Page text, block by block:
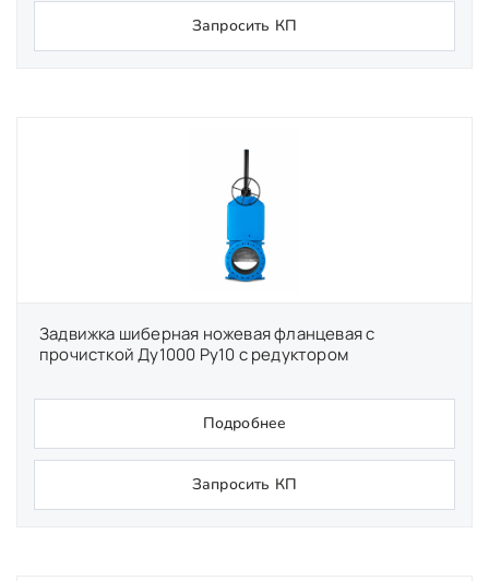
Запросить КП
Задвижка шиберная ножевая фланцевая с
прочисткой Ду1000 Ру10 с редуктором
Подробнее
Запросить КП